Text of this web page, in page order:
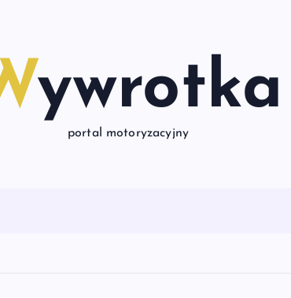
Wywrotka
portal motoryzacyjny